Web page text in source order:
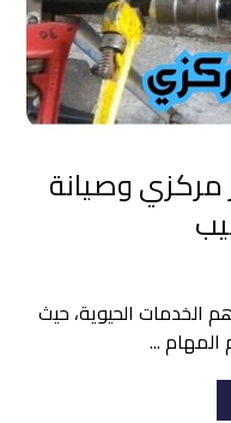
وصيانة
الخدمات الحيوية، حيث
المهام ...